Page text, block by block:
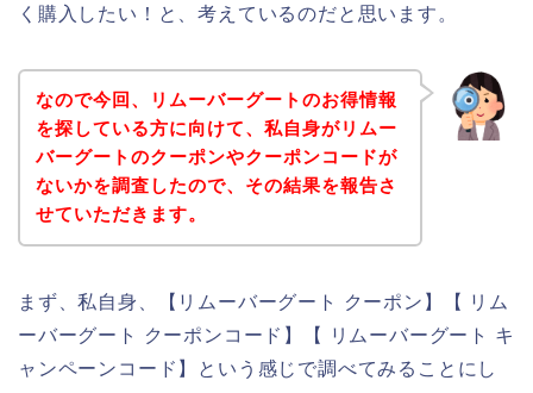
く購入したい！と、考えているのだと思います。
なので今回、リムーバーグートのお得情報
を探している方に向けて、私自身がリムー
バーグートのクーポンやクーポンコードが
ないかを調査したので、その結果を報告さ
せていただきます。
まず、私自身、【リムーバーグート クーポン】【 リム
ーバーグート クーポンコード】【 リムーバーグート キ
ャンペーンコード】という感じで調べてみることにし